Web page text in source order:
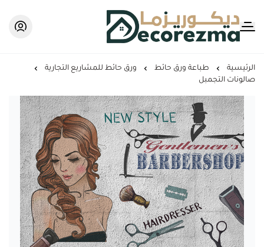
Decorezma
الرئيسية طباعة ورق حائط
ورق حائط للمشاريع التجارية
صالونات التجمبل